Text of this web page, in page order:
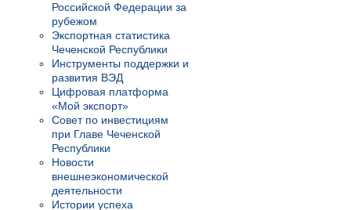
Российской Федерации за
рубежом
Экспортная статистика
Чеченской Республики
Инструменты поддержки и
развития ВЭД
Цифровая платформа
«Мой экспорт»
Совет по инвестициям
при Главе Чеченской
Республики
Новости
внешнеэкономической
деятельности
Истории успеха